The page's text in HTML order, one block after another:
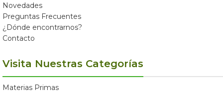
Novedades
Preguntas Frecuentes
¿Dónde encontrarnos?
Contacto
Visita Nuestras Categorías
Materias Primas